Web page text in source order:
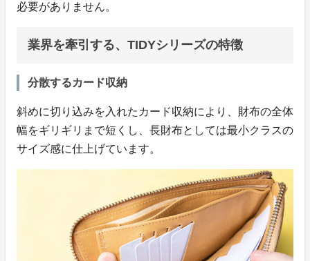
必要がありません。
業界を牽引する、TIDYシリーズの特徴
分散するカード収納
斜めに切り込みを入れたカード収納により、財布の全体
幅をギリギリまで短くし、長財布としては最小クラスの
サイズ感に仕上げています。